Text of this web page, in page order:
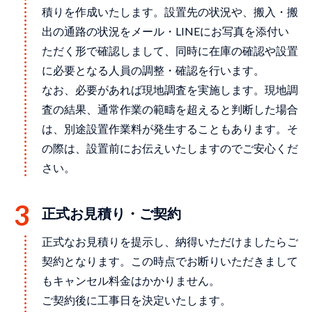
積りを作成いたします。設置先の状況や、搬入・搬
出の通路の状況をメール・LINEにお写真を添付い
ただく形で確認しまして、同時に在庫の確認や設置
に必要となる人員の調整・確認を行います。
なお、必要があれば現地調査を実施します。現地調
査の結果、通常作業の範疇を超えると判断した場合
は、別途設置作業料が発生することもあります。そ
の際は、設置前にお伝えいたしますのでご安心くだ
さい。
正式お見積り・ご契約
正式なお見積りを提示し、納得いただけましたらご
契約となります。この時点でお断りいただきまして
もキャンセル料金はかかりません。
ご契約後に工事日を決定いたします。